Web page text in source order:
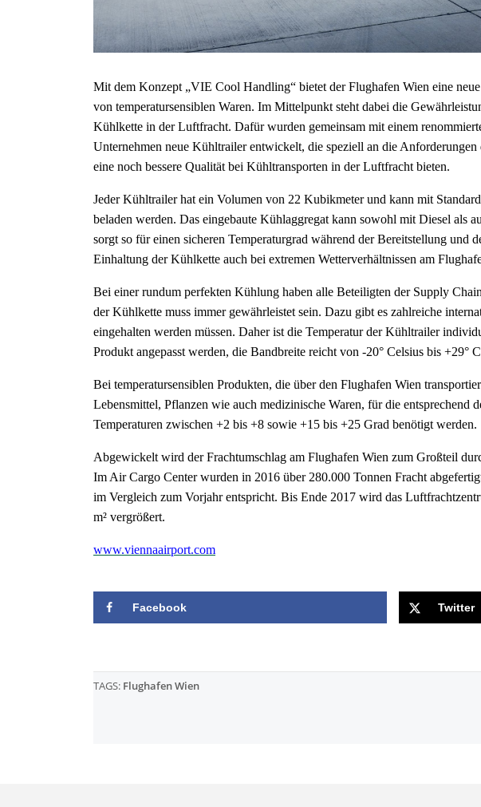
Mit dem Konzept „VIE Cool Handling“ bietet der Flughafen Wien eine
von temperatursensiblen Waren. Im Mittelpunkt steht dabei die
Kühlkette in der Luftfracht. Dafür wurden gemeinsam mit einem
Unternehmen neue Kühltrailer entwickelt, die speziell an die Anforderungen
eine noch bessere Qualität bei Kühltransporten in der Luftfracht bieten.
Jeder Kühltrailer hat ein Volumen von 22 Kubikmeter und kann mit
beladen werden. Das eingebaute Kühlaggregat kann sowohl mit Diesel als
sorgt so für einen sicheren Temperaturgrad während der Bereitstellung und
Einhaltung der Kühlkette auch bei extremen Wetterverhältnissen am
Bei einer rundum perfekten Kühlung haben alle Beteiligten der Supply
der Kühlkette muss immer gewährleistet sein. Dazu gibt es zahlreiche
eingehalten werden müssen. Daher ist die Temperatur der Kühltrailer
Produkt angepasst werden, die Bandbreite reicht von -20° Celsius bis +29°
Bei temperatursensiblen Produkten, die über den Flughafen Wien
Lebensmittel, Pflanzen wie auch medizinische Waren, für die entsprechend
Temperaturen zwischen +2 bis +8 sowie +15 bis +25 Grad benötigt werden.
Abgewickelt wird der Frachtumschlag am Flughafen Wien zum Großteil
Im Air Cargo Center wurden in 2016 über 280.000 Tonnen Fracht
im Vergleich zum Vorjahr entspricht. Bis Ende 2017 wird das
m² vergrößert.
www.viennaairport.com
Facebook Twitter
TAGS: Flughafen Wien